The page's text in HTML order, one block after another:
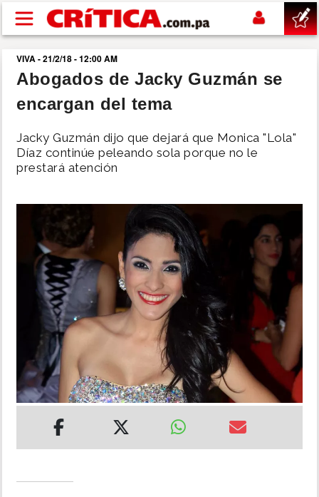
Pasar al contenido principal
buscar
SUCESOS
NACIONAL
DEPORTES
MUNDO
INSÓLITAS
MULTIMEDIA
IMPRESO
VIVA - 21/2/18 - 12:00 AM
Abogados de Jacky Guzmán se
encargan del tema
Jacky Guzmán dijo que dejará que Monica "Lola"
Díaz continúe peleando sola porque no le
prestará atención